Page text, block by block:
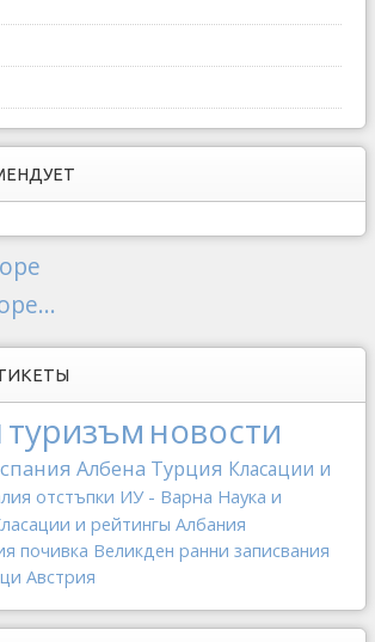
туризъм новости
Албена Турция Класации и
отстъпки ИУ - Варна Наука и
и рейтингы Албания
почивка Великден ранни записвания
Австрия